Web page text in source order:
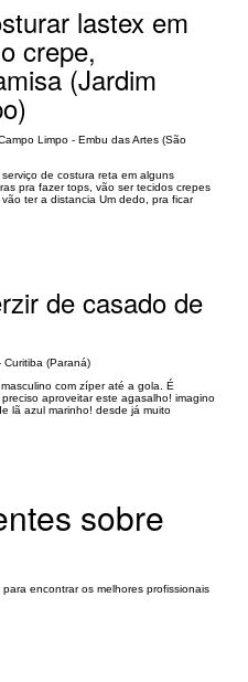
lastex em
crepe,
(Jardim
Limpo - Embu das Artes (São
de costura reta em alguns
pra fazer tops, vão ser tecidos crepes
ter a distancia Um dedo, pra ficar
de casado de
(Paraná)
com zíper até a gola. É
aproveitar este agasalho! imagino
lã azul marinho! desde já muito
sobre
encontrar os melhores profissionais